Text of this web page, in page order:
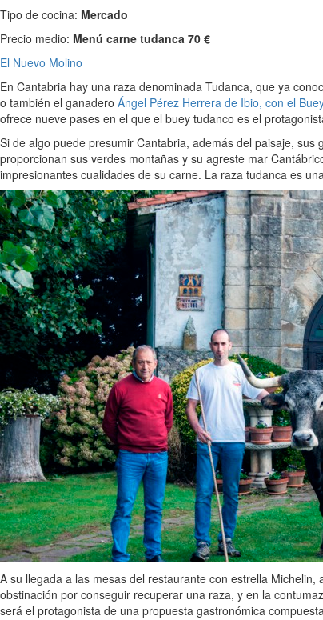
Tipo de cocina: Mercado
Precio medio: Menú carne tudanca 70 €
El Nuevo Molino
En Cantabria hay una raza denominada Tudanca, que ya
o también el ganadero Ángel Pérez Herrera de Ibio, con el
ofrece nueve pases en el que el buey tudanco es el
Si de algo puede presumir Cantabria, además del paisaje,
proporcionan sus verdes montañas y su agreste mar
impresionantes cualidades de su carne. La raza tudanca es
A su llegada a las mesas del restaurante con estrella
obstinación por conseguir recuperar una raza, y en la
será el protagonista de una propuesta gastronómica